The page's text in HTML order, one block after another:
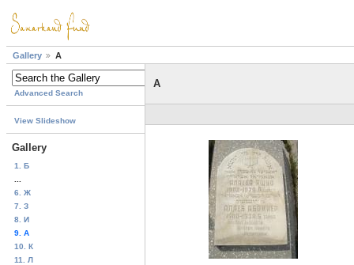
Gallery A
Advanced Search
View Slideshow
Gallery
1. Б
6. Ж
7. З
8. И
9. A
10. К
11. Л
A